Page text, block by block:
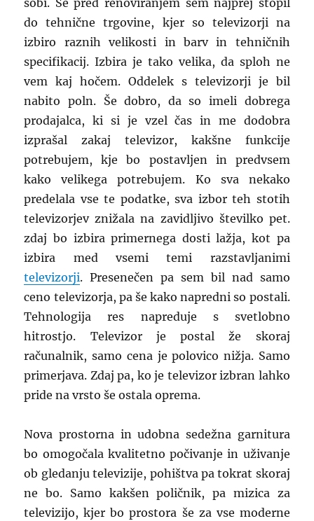
sobi. Še pred renoviranjem sem najprej stopil
do tehnične trgovine, kjer so televizorji na
izbiro raznih velikosti in barv in tehničnih
specifikacij. Izbira je tako velika, da sploh ne
vem kaj hočem. Oddelek s televizorji je bil
nabito poln. Še dobro, da so imeli dobrega
prodajalca, ki si je vzel čas in me dodobra
izprašal zakaj televizor, kakšne funkcije
potrebujem, kje bo postavljen in predvsem
kako velikega potrebujem. Ko sva nekako
predelala vse te podatke, sva izbor teh stotih
televizorjev znižala na zavidljivo številko pet.
zdaj bo izbira primernega dosti lažja, kot pa
izbira med vsemi temi razstavljanimi
televizorji. Presenečen pa sem bil nad samo
ceno televizorja, pa še kako napredni so postali.
Tehnologija res napreduje s svetlobno
hitrostjo. Televizor je postal že skoraj
računalnik, samo cena je polovico nižja. Samo
primerjava. Zdaj pa, ko je televizor izbran lahko
pride na vrsto še ostala oprema.
Nova prostorna in udobna sedežna garnitura
bo omogočala kvalitetno počivanje in uživanje
ob gledanju televizije, pohištva pa tokrat skoraj
ne bo. Samo kakšen poličnik, pa mizica za
televizijo, kjer bo prostora še za vse moderne